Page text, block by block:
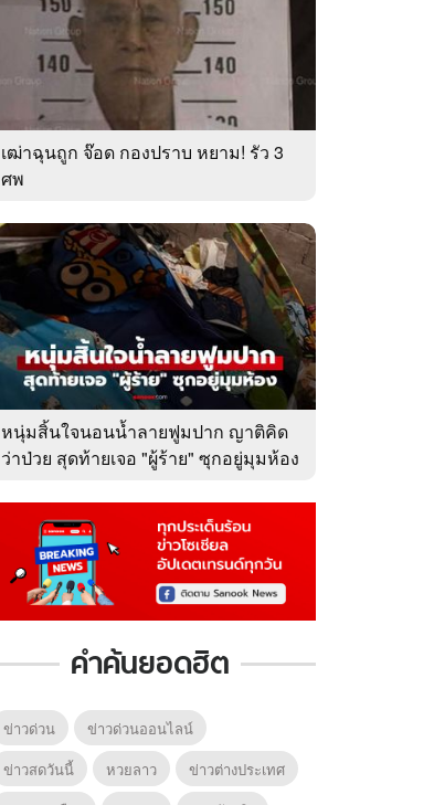
เฒ่าฉุนถูก จ๊อด กองปราบ หยาม! รัว 3
ศพ
หนุ่มสิ้นใจนอนน้ำลายฟูมปาก ญาติคิด
ว่าป่วย สุดท้ายเจอ "ผู้ร้าย" ซุกอยู่มุมห้อง
คำค้นยอดฮิต
ข่าวด่วน
ข่าวด่วนออนไลน์
ข่าวสดวันนี้
หวยลาว
ข่าวต่างประเทศ